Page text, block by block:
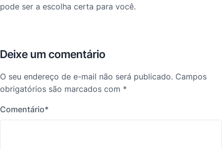
pode ser a escolha certa para você.
Deixe um comentário
O seu endereço de e-mail não será publicado. Campos
obrigatórios são marcados com *
Comentário*